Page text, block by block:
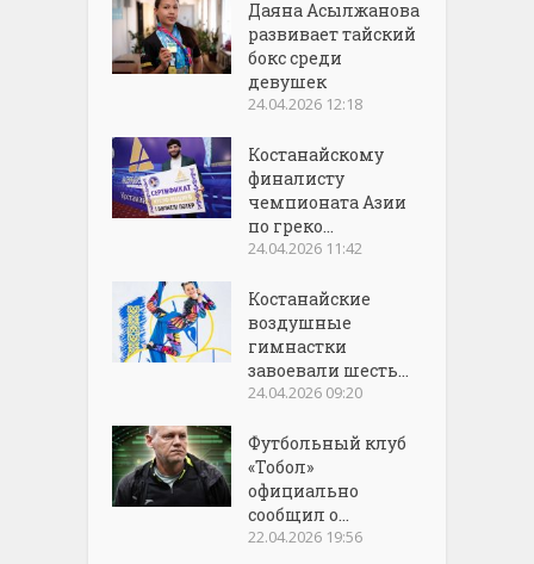
Даяна Асылжанова
развивает тайский
бокс среди
девушек
24.04.2026 12:18
Костанайскому
финалисту
чемпионата Азии
по греко...
24.04.2026 11:42
Костанайские
воздушные
гимнастки
завоевали шесть...
24.04.2026 09:20
Футбольный клуб
«Тобол»
официально
сообщил о...
22.04.2026 19:56